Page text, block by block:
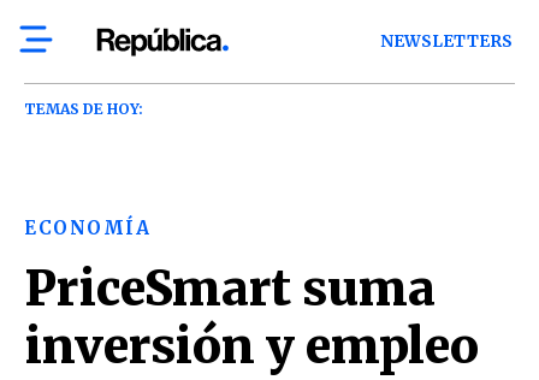
NEWSLETTERS
TEMAS DE HOY:
ECONOMÍA
PriceSmart suma
inversión y empleo